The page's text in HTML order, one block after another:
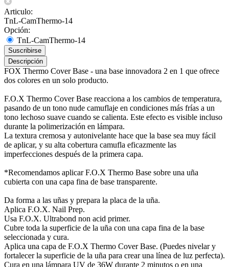
Articulo:
TnL-CamThermo-14
Opción:
TnL-CamThermo-14
Suscribirse
Descripción
FOX Thermo Cover Base - una base innovadora 2 en 1 que ofrece
dos colores en un solo producto.
F.O.X Thermo Cover Base reacciona a los cambios de temperatura,
pasando de un tono nude camuflaje en condiciones más frías a un
tono lechoso suave cuando se calienta. Este efecto es visible incluso
durante la polimerización en lámpara.
La textura cremosa y autonivelante hace que la base sea muy fácil
de aplicar, y su alta cobertura camufla eficazmente las
imperfecciones después de la primera capa.
*Recomendamos aplicar F.O.X Thermo Base sobre una uña
cubierta con una capa fina de base transparente.
Da forma a las uñas y prepara la placa de la uña.
Aplica F.O.X. Nail Prep.
Usa F.O.X. Ultrabond non acid primer.
Cubre toda la superficie de la uña con una capa fina de la base
seleccionada y cura.
Aplica una capa de F.O.X Thermo Cover Base. (Puedes nivelar y
fortalecer la superficie de la uña para crear una línea de luz perfecta).
Cura en una lámpara UV de 36W durante 2 minutos o en una